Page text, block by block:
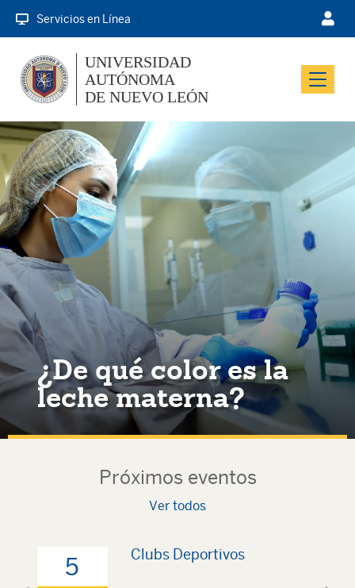
Servicios en Línea
Menu
UNIVERSIDAD
AUTÓNOMA
DE NUEVO LEÓN
¿De qué color es la
leche materna?
Próximos eventos
Ver todos
5 Clubs Deportivos